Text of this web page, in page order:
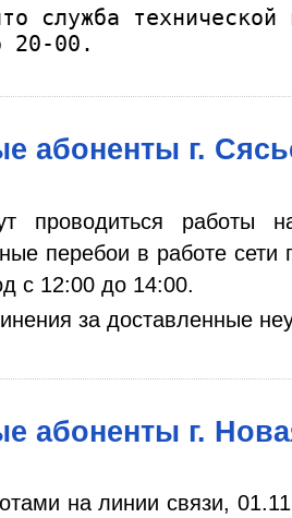
служба технической
20-00.
абоненты г.
проводиться работы
перебои в работе
с 12:00 до 14:00.
за доставленные
абоненты г.
на линии связи,